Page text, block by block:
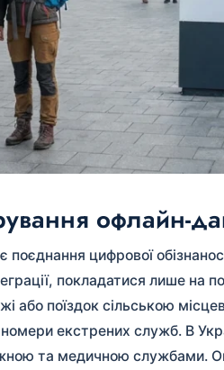
офлайн-
цифрової
покладатися лише на
або поїздок сільською
екстрених служб. В
та медичною службами.